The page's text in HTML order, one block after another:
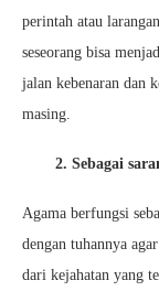
perintah atau
seseorang bisa
jalan kebenaran dan
masing.
2. Sebagai
Agama berfungsi
dengan tuhannya
dari kejahatan yang